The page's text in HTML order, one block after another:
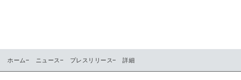
ホーム ニュース プレスリリース 詳細